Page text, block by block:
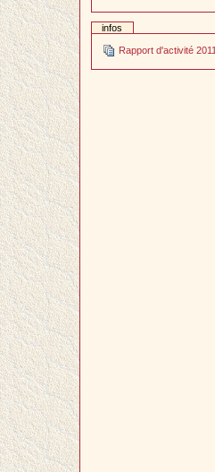
infos
Rapport d'activité 2011